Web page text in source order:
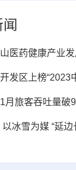
医药健康产业
发区上榜“2023
月旅客吞吐量破
冰雪为媒 “延